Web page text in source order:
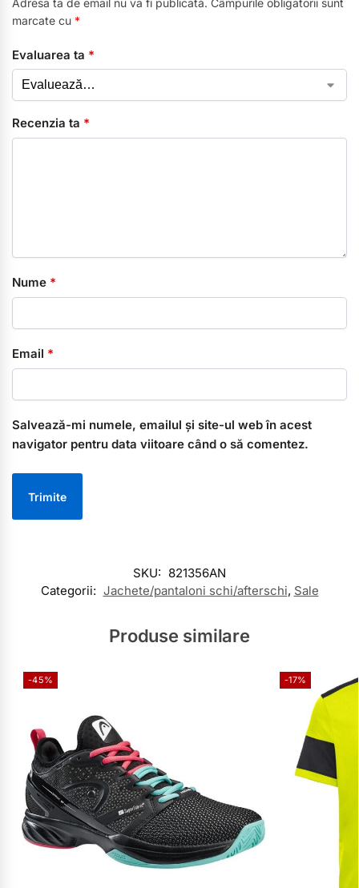
Adresa ta de email nu va fi publicată. Câmpurile obligatorii sunt
marcate cu *
Evaluarea ta *
Recenzia ta *
Nume *
Email *
Salvează-mi numele, emailul și site-ul web în acest
navigator pentru data viitoare când o să comentez.
SKU: 821356AN
Categorii: Jachete/pantaloni schi/afterschi, Sale
Produse similare
-45% -17%